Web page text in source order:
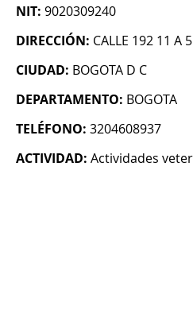
NIT: 9020309240
DIRECCIÓN: CALLE 192 11 A
CIUDAD: BOGOTA D C
DEPARTAMENTO: BOGOTA
TELÉFONO: 3204608937
ACTIVIDAD: Actividades